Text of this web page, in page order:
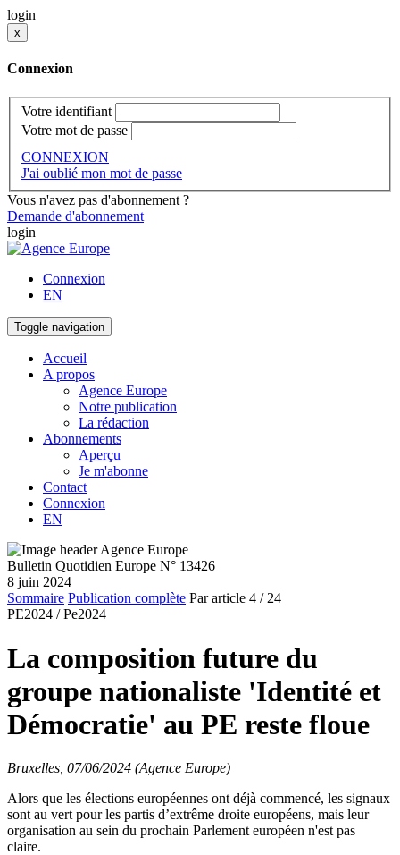
login
x
Connexion
Votre identifiant
Votre mot de passe
CONNEXION
J'ai oublié mon mot de passe
Vous n'avez pas d'abonnement ?
Demande d'abonnement
login
Connexion
EN
Toggle navigation
Accueil
A propos
Agence Europe
Notre publication
La rédaction
Abonnements
Aperçu
Je m'abonne
Contact
Connexion
EN
Bulletin Quotidien Europe N° 13426
8 juin 2024
Sommaire Publication complète Par article 4 / 24
PE2024 / Pe2024
La composition future du
groupe nationaliste 'Identité et
Démocratie' au PE reste floue
Bruxelles, 07/06/2024 (Agence Europe)
Alors que les élections européennes ont déjà commencé, les signaux
sont au vert pour les partis d’extrême droite européens, mais leur
organisation au sein du prochain Parlement européen n'est pas
claire.